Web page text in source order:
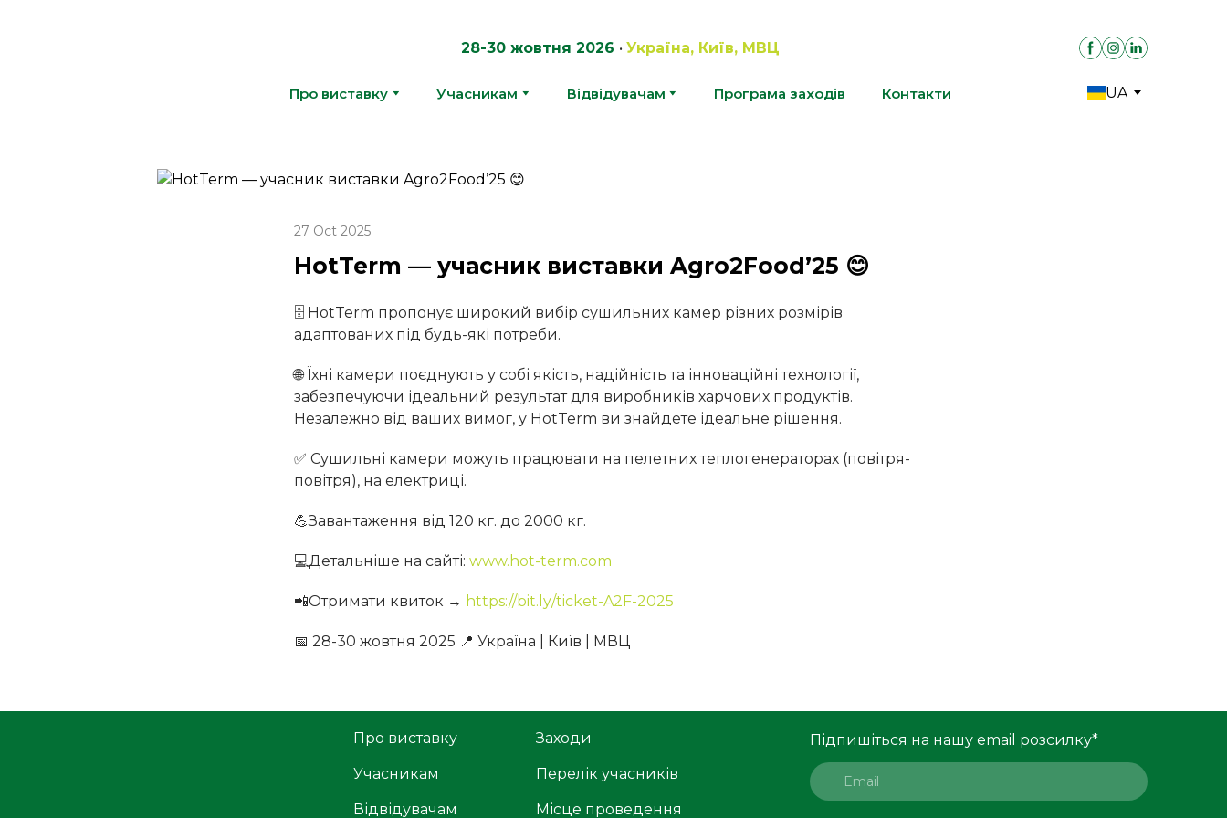
28-30 жовтня 2026 •Україна, Київ, МВЦ
Про виставку Учасникам Відвідувачам Програма заходів Контакти UA
27 Oct 2025
HotTerm — учасник виставки Agro2Food’25 😊
🗄️ HotTerm пропонує широкий вибір сушильних камер різних розмірів
адаптованих під будь-які потреби.
🌐 Їхні камери поєднують у собі якість, надійність та інноваційні технології,
забезпечуючи ідеальний результат для виробників харчових продуктів.
Незалежно від ваших вимог, у HotTerm ви знайдете ідеальне рішення.
✅ Сушильні камери можуть працювати на пелетних теплогенераторах (повітря-
повітря), на електриці.
💪Завантаження від 120 кг. до 2000 кг.
💻Детальніше на сайті: www.hot-term.com
📲Отримати квиток → https://bit.ly/ticket-A2F-2025
📅 28-30 жовтня 2025 📍 Україна | Київ | МВЦ
Про виставку
Учасникам
Відвідувачам
Заходи
Перелік учасників
Місце проведення
Підпишіться на нашу email розсилку*